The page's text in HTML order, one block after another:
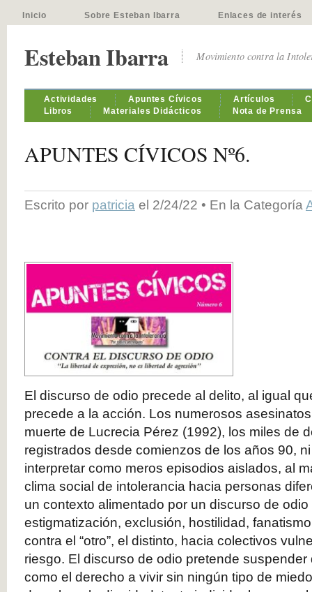
Inicio Sobre Esteban Ibarra Enlaces de interés
Esteban Ibarra Movimiento contra la
Actividades Apuntes Cívicos Artículos
Libros
Materiales Didácticos Nota de Prensa
APUNTES CÍVICOS Nº6.
Escrito por patricia el 2/24/22 • En la Categoría
El discurso de odio precede al delito, al igual
precede a la acción. Los numerosos
muerte de Lucrecia Pérez (1992), los miles de
registrados desde comienzos de los años 90,
interpretar como meros episodios aislados, al
clima social de intolerancia hacia personas
un contexto alimentado por un discurso de
estigmatización, exclusión, hostilidad,
contra el “otro”, el distinto, hacia colectivos
riesgo. El discurso de odio pretende
como el derecho a vivir sin ningún tipo de